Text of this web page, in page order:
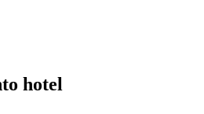
hotel